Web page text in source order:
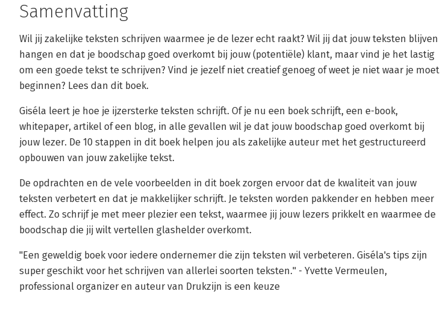
Samenvatting
Wil jij zakelijke teksten schrijven waarmee je de lezer echt raakt? Wil jij dat jouw teksten blijven
hangen en dat je boodschap goed overkomt bij jouw (potentiële) klant, maar vind je het lastig
om een goede tekst te schrijven? Vind je jezelf niet creatief genoeg of weet je niet waar je moet
beginnen? Lees dan dit boek.
Giséla leert je hoe je ijzersterke teksten schrijft. Of je nu een boek schrijft, een e-book,
whitepaper, artikel of een blog, in alle gevallen wil je dat jouw boodschap goed overkomt bij
jouw lezer. De 10 stappen in dit boek helpen jou als zakelijke auteur met het gestructureerd
opbouwen van jouw zakelijke tekst.
De opdrachten en de vele voorbeelden in dit boek zorgen ervoor dat de kwaliteit van jouw
teksten verbetert en dat je makkelijker schrijft. Je teksten worden pakkender en hebben meer
effect. Zo schrijf je met meer plezier een tekst, waarmee jij jouw lezers prikkelt en waarmee de
boodschap die jij wilt vertellen glashelder overkomt.
"Een geweldig boek voor iedere ondernemer die zijn teksten wil verbeteren. Giséla's tips zijn
super geschikt voor het schrijven van allerlei soorten teksten." - Yvette Vermeulen,
professional organizer en auteur van Drukzijn is een keuze